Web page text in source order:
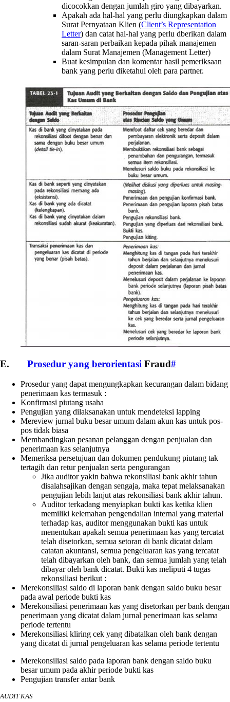
dicocokkan dengan jumlah giro yang dibayarkan.
Apakah ada hal-hal yang perlu diungkapkan dalam
Surat Pernyataan Klien (Client’s Representation
Letter) dan catat hal-hal yang perlu dberikan dalam
saran-saran perbaikan kepada pihak manajemen
dalam Surat Manajemen (Management Letter)
Buat kesimpulan dan komentar hasil pemeriksaan
bank yang perlu diketahui oleh para partner.
E. Prosedur yang berorientasi Fraud#
Prosedur yang dapat mengungkapkan kecurangan dalam bidang
penerimaan kas termasuk :
Konfirmasi piutang usaha
Pengujian yang dilaksanakan untuk mendeteksi lapping
Mereview jurnal buku besar umum dalam akun kas untuk pos-
pos tidak biasa
Membandingkan pesanan pelanggan dengan penjualan dan
penerimaan kas selanjutnya
Memeriksa persetujuan dan dokumen pendukung piutang tak
tertagih dan retur penjualan serta pengurangan
Jika auditor yakin bahwa rekonsiliasi bank akhir tahun
disalahsajikan dengan sengaja, maka tepat melaksanakan
pengujian lebih lanjut atas rekonsiliasi bank akhir tahun.
Auditor terkadang menyiapkan bukti kas ketika klien
memiliki kelemahan pengendalian internal yang material
terhadap kas, auditor menggunakan bukti kas untuk
menentukan apakah semua penerimaan kas yang tercatat
telah disetorkan, semua setoran di bank dicatat dalam
catatan akuntansi, semua pengeluaran kas yang tercatat
telah dibayarkan oleh bank, dan semua jumlah yang telah
dibayar oleh bank dicatat. Bukti kas meliputi 4 tugas
rekonsiliasi berikut :
Merekonsiliasi saldo di laporan bank dengan saldo buku besar
pada awal periode bukti kas
Merekonsiliasi penerimaan kas yang disetorkan per bank dengan
penerimaan yang dicatat dalam jurnal penerimaan kas selama
periode tertentu
Merekonsiliasi kliring cek yang dibatalkan oleh bank dengan
yang dicatat di jurnal pengeluaran kas selama periode tertentu
Merekonsiliasi saldo pada laporan bank dengan saldo buku
besar umum pada akhir periode bukti kas
Pengujian transfer antar bank
AUDIT KAS